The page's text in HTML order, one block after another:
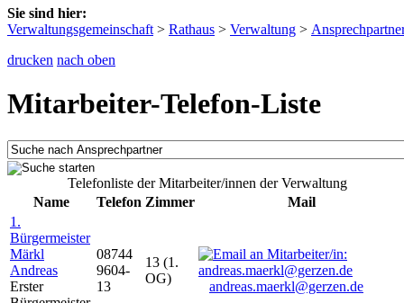
Sie sind hier:
Verwaltungsgemeinschaft > Rathaus > Verwaltung >
drucken nach oben
Mitarbeiter-Telefon-Liste
Telefonliste der Mitarbeiter/innen der Verwaltung
Name
Telefon Zimmer
Mail
1.
Bürgermeister
Märkl
Andreas
Erster
08744
9604-
13
13 (1.
OG)
andreas.maerkl@gerzen.de